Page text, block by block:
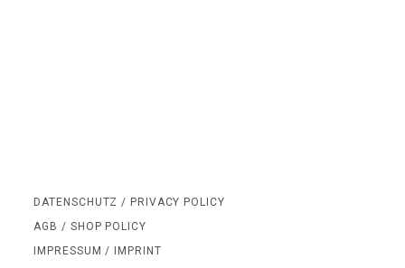
DATENSCHUTZ / PRIVACY POLICY
AGB / SHOP POLICY
IMPRESSUM / IMPRINT